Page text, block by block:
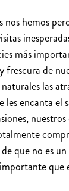
nos hemos
más
frescura de
las
les encanta el
que no es
que